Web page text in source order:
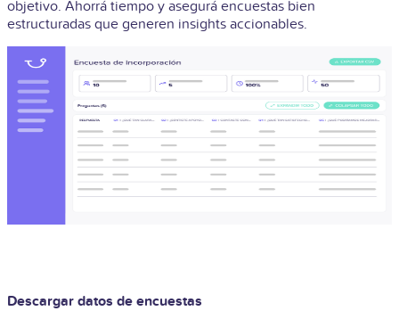
objetivo. Ahorrá tiempo y asegurá encuestas bien
estructuradas que generen insights accionables.
Descargar datos de encuestas